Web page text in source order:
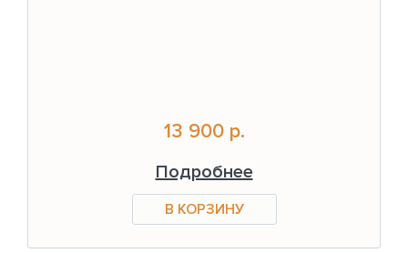
13 900 р.
Подробнее